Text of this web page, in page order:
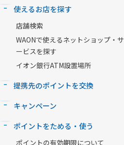
使えるお店を探す
店舗検索
WAONで使えるネットショップ・サ
ービスを探す
イオン銀行ATM設置場所
提携先のポイントを交換
キャンペーン
ポイントをためる・使う
ポイントの有効期限について